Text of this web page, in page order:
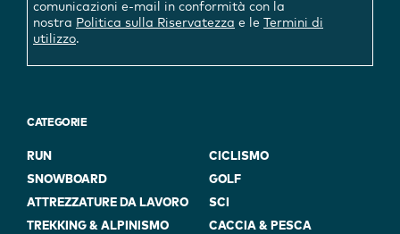
comunicazioni e-mail in conformità con la
nostra Politica sulla Riservatezza e le
Termini di
utilizzo.
CATEGORIE
RUN
CICLISMO
SNOWBOARD
GOLF
ATTREZZATURE DA LAVORO
SCI
TREKKING & ALPINISMO
CACCIA & PESCA